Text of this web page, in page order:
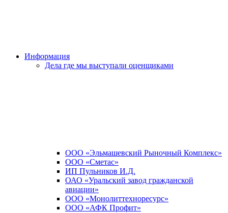
Информация
Дела где мы выступали оценщиками
ООО «Эльмашевский Рыночный Комплекс»
ООО «Сметас»
ИП Пульников И.Д.
ОАО «Уральский завод гражданской
авиации»
ООО «Монолиттехноресурс»
ООО «АФК Профит»